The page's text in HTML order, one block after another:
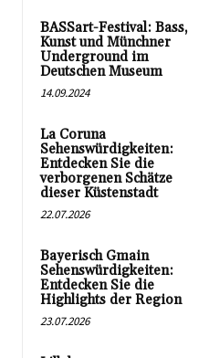
BASSart-Festival: Bass,
Kunst und Münchner
Underground im
Deutschen Museum
14.09.2024
La Coruna
Sehenswürdigkeiten:
Entdecken Sie die
verborgenen Schätze
dieser Küstenstadt
22.07.2026
Bayerisch Gmain
Sehenswürdigkeiten:
Entdecken Sie die
Highlights der Region
23.07.2026